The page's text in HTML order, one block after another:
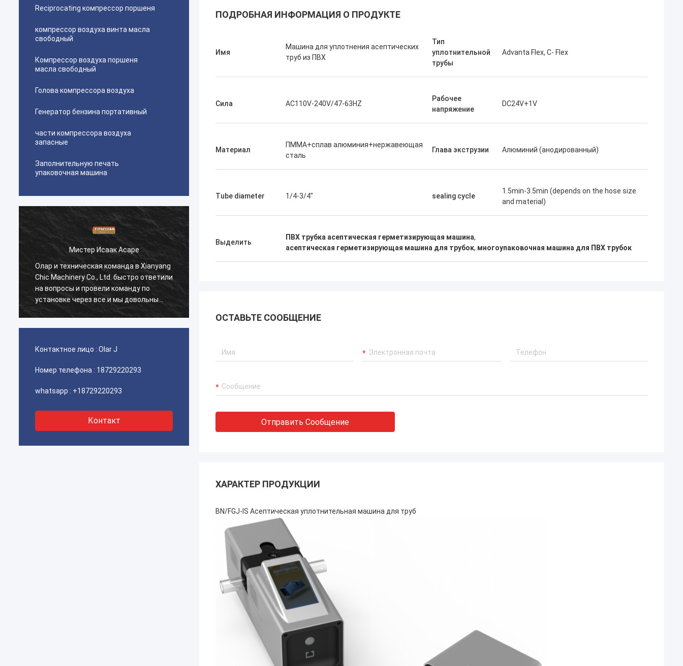
Reciprocating компрессор поршеня
компрессор воздуха винта масла
свободный
Компрессор воздуха поршеня
масла свободный
Голова компрессора воздуха
Генератор бензина портативный
части компрессора воздуха
запасные
Заполнительную печать
упаковочная машина
Мистер Исаак Асаре
Олар и техническая команда в Xianyang
Chic Machinery Co., Ltd. быстро ответили
на вопросы и провели команду по
установке через все.и мы довольны
этой покупкой.
Мистер Исаак Асаре
Контактное лицо : Olar J
Номер телефона : 18729220293
whatsapp : +18729220293
Контакт
ПОДРОБНАЯ ИНФОРМАЦИЯ О ПРОДУКТЕ
Имя
Машина для уплотнения асептических
труб из ПВХ
Тип
уплотнительной
трубы
Advanta Flex, C- Flex
Сила AC110V-240V/47-63HZ
Рабочее
напряжение
DC24V+1V
Материал
ПММА+сплав алюминия+нержавеющая
сталь
Глава экструзии Алюминий (анодированный)
Tube diameter 1/4-3/4'' sealing cycle
1.5min-3.5min (depends on the hose size
and material)
Выделить
ПВХ трубка асептическая герметизирующая машина,
асептическая герметизирующая машина для трубок, многоупаковочная машина для ПВХ трубок
ОСТАВЬТЕ СООБЩЕНИЕ
Отправить Сообщение
ХАРАКТЕР ПРОДУКЦИИ
BN/FGJ-IS Асептическая уплотнительная машина для труб